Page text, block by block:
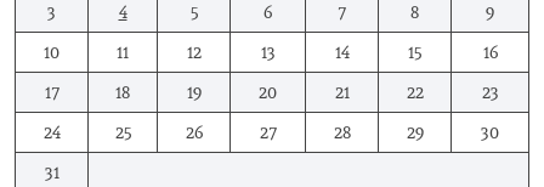
3
4 5 6 7 8
9
10
11 12 13 14 15
16
17
18 19 20 21 22
23
24
25 26 27 28 29
30
31